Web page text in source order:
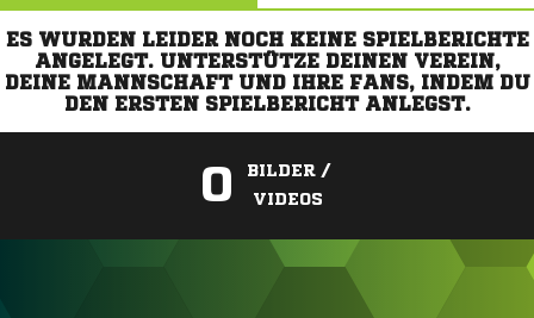
ES WURDEN LEIDER NOCH KEINE SPIELBERICHTE
ANGELEGT. UNTERSTÜTZE DEINEN VEREIN,
DEINE MANNSCHAFT UND IHRE FANS, INDEM DU
DEN ERSTEN SPIELBERICHT ANLEGST.
0
BILDER /
VIDEOS